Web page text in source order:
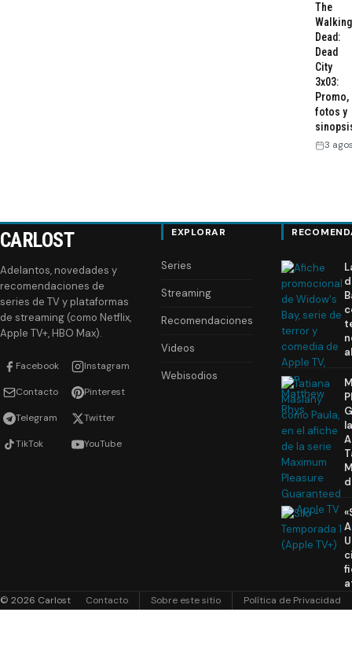
The
Walking
Dead:
Dead
City
3x03:
Promo,
fotos y
3
CARLOST
Adelantos, novedades y
recomendaciones de
series de TV y plataformas
de streaming (como Netflix,
Apple TV+, HBO Max).
Facebook Instagram
Contacto Pinterest
Telegram Twitter
TikTok YouTube
EXPLORAR
Series
Streaming
Recomendaciones
Videos
Webisodios
© 2026 Carlost Contacto Sobre este sitio Política de Privacidad